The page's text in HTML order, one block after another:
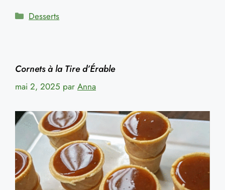
Catégories
Desserts
Cornets à la Tire d’Érable
mai 2, 2025 par Anna